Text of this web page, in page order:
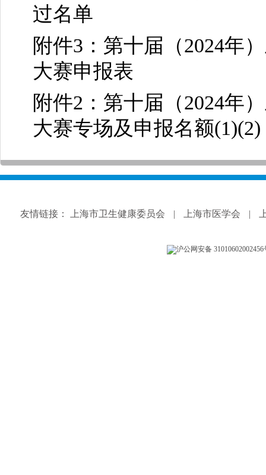
过名单
附件3：第十届（2024年
大赛申报表
附件2：第十届（2024年
大赛专场及申报名额(1)(2)